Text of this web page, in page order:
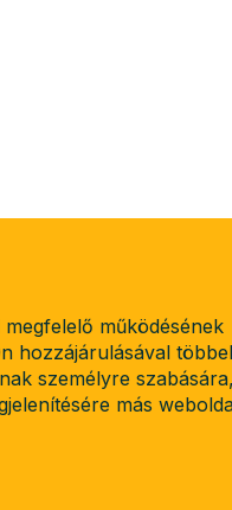
működésének
hozzájárulásával
személyre
más